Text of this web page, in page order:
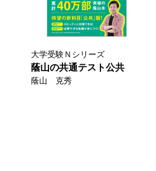
大学受験Ｎシリーズ
蔭山の共通テスト公共
蔭山 克秀